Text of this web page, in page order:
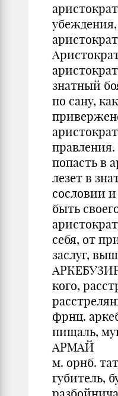
знатный
по сану,
правления.
попасть в
лезет в
сословии
быть
себя, от
заслуг,
кого,
фрнц.
пищаль,
АРМАЙ
м. орнб.
губитель,